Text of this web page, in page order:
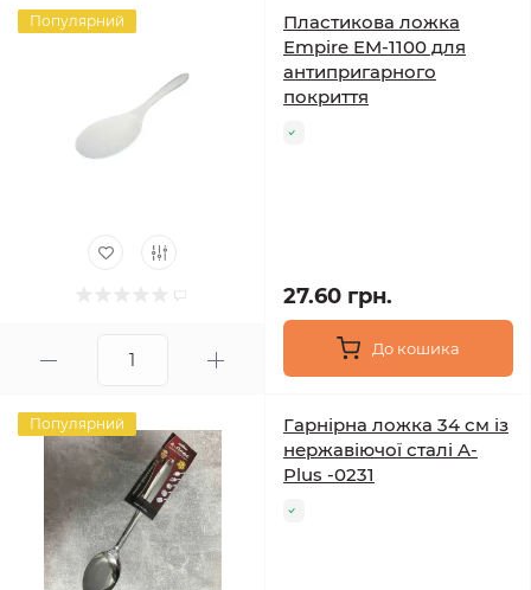
Популярний
Пластикова ложка
Empire EM-1100 для
антипригарного
покриття
27.60 грн.
До кошика
Популярний
Гарнірна ложка 34 см із
нержавіючої сталі A-
Plus -0231